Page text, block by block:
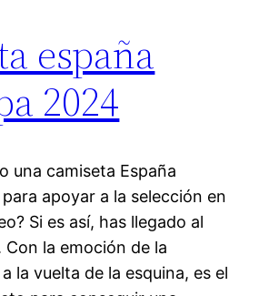
españa
2024
una camiseta España
apoyar a la selección en
Si es así, has llegado al
Con la emoción de la
la vuelta de la esquina, es el